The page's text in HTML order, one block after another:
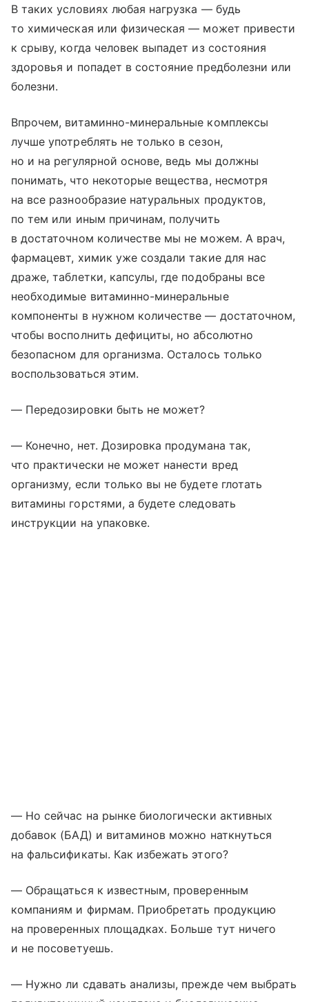
В таких условиях любая нагрузка — будь
то химическая или физическая — может привести
к срыву, когда человек выпадет из состояния
здоровья и попадет в состояние предболезни или
болезни.
Впрочем, витаминно-минеральные комплексы
лучше употреблять не только в сезон,
но и на регулярной основе, ведь мы должны
понимать, что некоторые вещества, несмотря
на все разнообразие натуральных продуктов,
по тем или иным причинам, получить
в достаточном количестве мы не можем. А врач,
фармацевт, химик уже создали такие для нас
драже, таблетки, капсулы, где подобраны все
необходимые витаминно-минеральные
компоненты в нужном количестве — достаточном,
чтобы восполнить дефициты, но абсолютно
безопасном для организма. Осталось только
воспользоваться этим.
— Передозировки быть не может?
— Конечно, нет. Дозировка продумана так,
что практически не может нанести вред
организму, если только вы не будете глотать
витамины горстями, а будете следовать
инструкции на упаковке.
— Но сейчас на рынке биологически активных
добавок (БАД) и витаминов можно наткнуться
на фальсификаты. Как избежать этого?
— Обращаться к известным, проверенным
компаниям и фирмам. Приобретать продукцию
на проверенных площадках. Больше тут ничего
и не посоветуешь.
— Нужно ли сдавать анализы, прежде чем выбрать